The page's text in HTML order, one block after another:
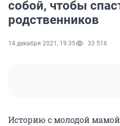
собой, чтобы
родственников
14 декабря 2021, 19:35 33 516
Историю с молодой